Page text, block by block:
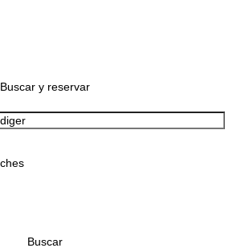
Buscar y reservar
Buscar